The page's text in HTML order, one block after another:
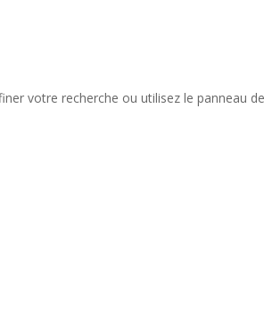
votre recherche ou utilisez le panneau